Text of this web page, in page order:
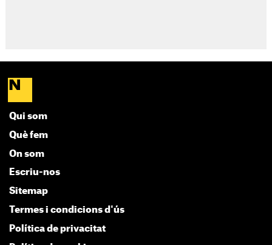
Qui som
Què fem
On som
Escriu-nos
Sitemap
Termes i condicions d'ús
Política de privacitat